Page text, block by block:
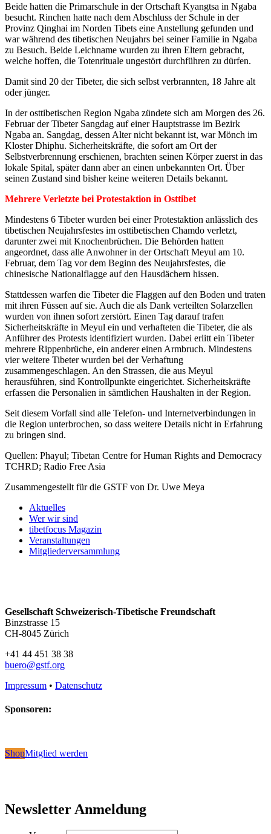
Beide hatten die Primarschule in der Ortschaft Kyangtsa in Ngaba
besucht. Rinchen hatte nach dem Abschluss der Schule in der
Provinz Qinghai im Norden Tibets eine Anstellung gefunden und
war während des tibetischen Neujahrs bei seiner Familie in Ngaba
zu Besuch. Beide Leichname wurden zu ihren Eltern gebracht,
welche hoffen, die Totenrituale ungestört durchführen zu dürfen.
Damit sind 20 der Tibeter, die sich selbst verbrannten, 18 Jahre alt
oder jünger.
In der osttibetischen Region Ngaba zündete sich am Morgen des 26.
Februar der Tibeter Sangdag auf einer Hauptstrasse im Bezirk
Ngaba an. Sangdag, dessen Alter nicht bekannt ist, war Mönch im
Kloster Dhiphu. Sicherheitskräfte, die sofort am Ort der
Selbstverbrennung erschienen, brachten seinen Körper zuerst in das
lokale Spital, später dann aber an einen unbekannten Ort. Über
seinen Zustand sind bisher keine weiteren Details bekannt.
Mehrere Verletzte bei Protestaktion in Osttibet
Mindestens 6 Tibeter wurden bei einer Protestaktion anlässlich des
tibetischen Neujahrsfestes im osttibetischen Chamdo verletzt,
darunter zwei mit Knochenbrüchen. Die Behörden hatten
angeordnet, dass alle Anwohner in der Ortschaft Meyul am 10.
Februar, dem Tag vor dem Beginn des Neujahrsfestes, die
chinesische Nationalflagge auf den Hausdächern hissen.
Stattdessen warfen die Tibeter die Flaggen auf den Boden und traten
mit ihren Füssen auf sie. Auch die als Dank verteilten Solarzellen
wurden von ihnen sofort zerstört. Einen Tag darauf trafen
Sicherheitskräfte in Meyul ein und verhafteten die Tibeter, die als
Anführer des Protests identifiziert wurden. Dabei erlitt ein Tibeter
mehrere Rippenbrüche, ein anderer einen Armbruch. Mindestens
vier weitere Tibeter wurden bei der Verhaftung
zusammengeschlagen. An den Strassen, die aus Meyul
herausführen, sind Kontrollpunkte eingerichtet. Sicherheitskräfte
erfassen die Personalien in sämtlichen Haushalten in der Region.
Seit diesem Vorfall sind alle Telefon- und Internetverbindungen in
die Region unterbrochen, so dass weitere Details nicht in Erfahrung
zu bringen sind.
Quellen: Phayul; Tibetan Centre for Human Rights and Democracy
TCHRD; Radio Free Asia
Zusammengestellt für die GSTF von Dr. Uwe Meya
Aktuelles
Wer wir sind
tibetfocus Magazin
Veranstaltungen
Mitgliederversammlung
Gesellschaft Schweizerisch-Tibetische Freundschaft
Binzstrasse 15
CH-8045 Zürich
+41 44 451 38 38
buero@gstf.org
Impressum • Datenschutz
Sponsoren:
ShopMitglied werden
Newsletter Anmeldung